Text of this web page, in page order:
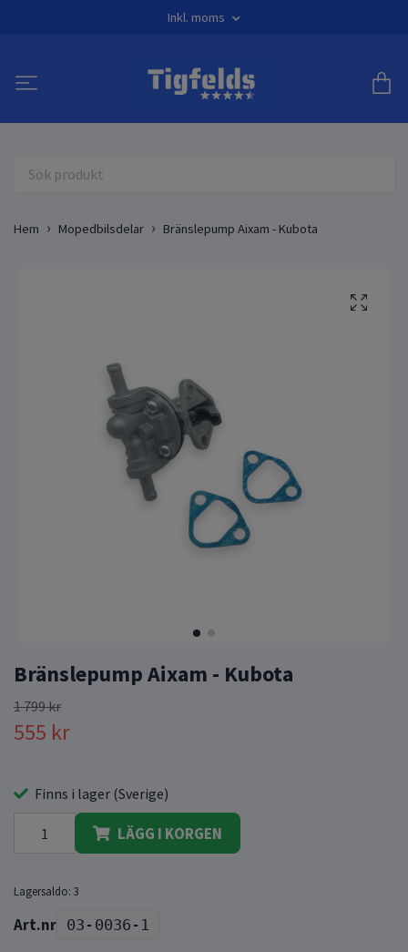
Inkl. moms
Hem Mopedbilsdelar Bränslepump Aixam - Kubota
Bränslepump Aixam - Kubota
1 799 kr
555 kr
Finns i lager (Sverige)
LÄGG I KORGEN
Lagersaldo: 3
03-0036-1